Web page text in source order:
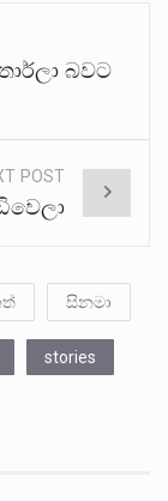
බවට
POST
සිනමා
stories